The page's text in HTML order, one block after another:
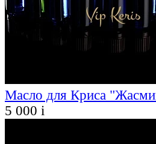
Масло для Криса
5 000 i